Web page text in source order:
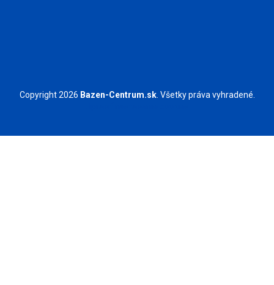
Copyright 2026 Bazen-Centrum.sk. Všetky práva vyhradené.